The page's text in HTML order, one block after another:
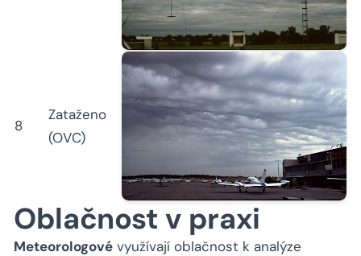
8
Zataženo
(OVC)
Oblačnost v praxi
Meteorologové využívají oblačnost k analýze